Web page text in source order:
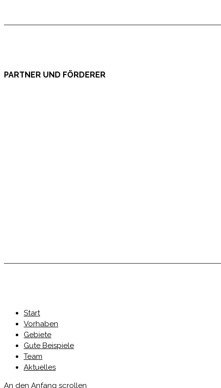
PARTNER UND FÖRDERER
Start
Vorhaben
Gebiete
Gute Beispiele
Team
Aktuelles
An den Anfang scrollen